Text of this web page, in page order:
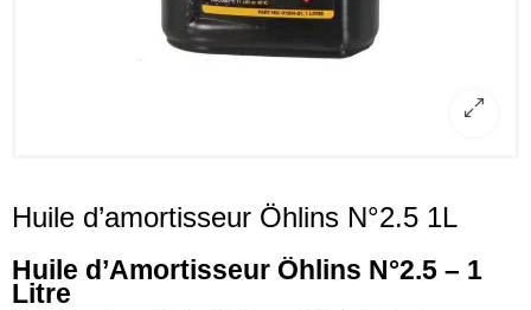
Huile d’amortisseur Öhlins N°2.5 1L
Huile d’Amortisseur Öhlins N°2.5 – 1
Litre